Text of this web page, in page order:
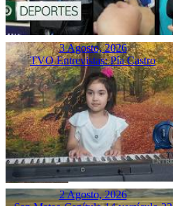
3 Agosto, 2026
TVO Entrevistas: Pía Castro
2 Agosto, 2026